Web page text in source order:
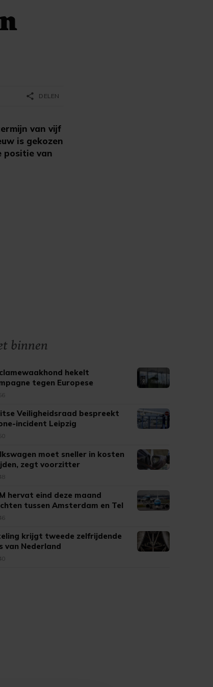
van vijf
is gekozen
positie van
share DELEN
binnen
hekelt
tegen Europese
Veiligheidsraad bespreekt
incident Leipzig
moet sneller in kosten
zegt voorzitter
hervat eind deze maand
tussen Amsterdam en Tel
krijgt tweede zelfrijdende
van Nederland